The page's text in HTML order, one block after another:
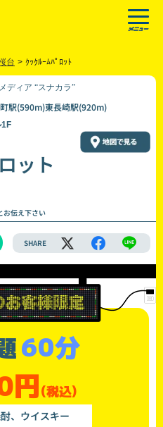
台 > ｸｯｸﾙｰﾑﾊﾟﾛｯﾄ
ディア “スナカラ”
駅(590m)東長崎駅(920m)
ット
お伝え下さい
SHARE
60分
円(税込)
、ウイスキー